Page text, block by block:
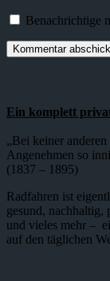
Benachrichtige
Ein komplett
„Bei keiner
Angenehmen so
(1837 – 1895)
Radfahren ist
gesund, nachhaltig,
und vieles mehr –
auf den täglichen